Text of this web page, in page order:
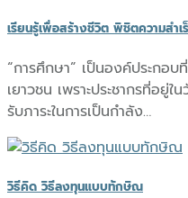
เรียนรู้เพื่อสร้างชีวิต พิชิตความสำ
“การศึกษา” เป็นองค์ประกอ
เยาวชน เพราะประชากรที่อยู่ใ
รับภาระในการเป็นกำลัง…
วิธีคิด วิธีลงทุนแบบทักษิณ